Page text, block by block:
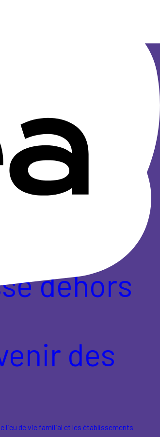
de la
dehors
des
lieu de vie familial et les établissements